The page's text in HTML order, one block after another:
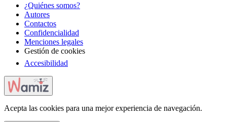
¿Quiénes somos?
Autores
Contactos
Confidencialidad
Menciones legales
Gestión de cookies
Accesibilidad
Acepta las cookies para una mejor experiencia de navegación.